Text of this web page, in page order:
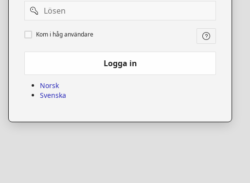
Password
Kom
i
Kom i håg användare
Logga in
Norsk
Svenska